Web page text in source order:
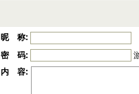
昵 称:
密 码:
内 容: